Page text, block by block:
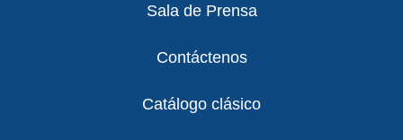
Sala de Prensa
Contáctenos
Catálogo clásico